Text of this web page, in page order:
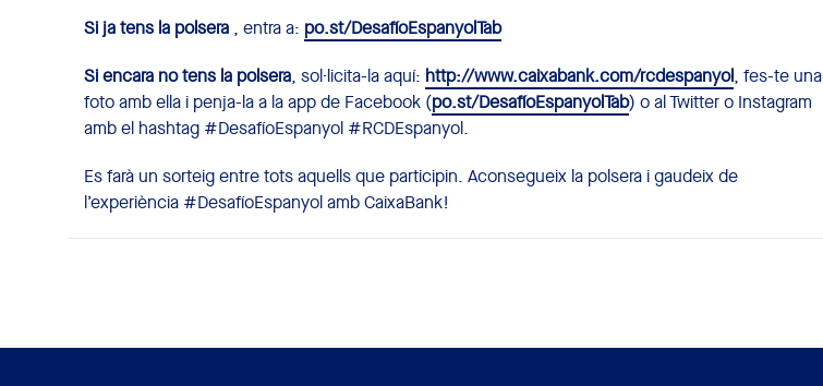
Si ja tens la polsera , entra a: po.st/DesafíoEspanyolTab
Si encara no tens la polsera, sol·licita-la aquí: http://www.caixabank.com/rcdespanyol, fes-te una
foto amb ella i penja-la a la app de Facebook (po.st/DesafíoEspanyolTab) o al Twitter o Instagram
amb el hashtag #DesafíoEspanyol #RCDEspanyol.
Es farà un sorteig entre tots aquells que participin. Aconsegueix la polsera i gaudeix de
l’experiència #DesafíoEspanyol amb CaixaBank!